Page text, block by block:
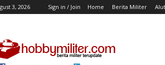
3, 2026 Sign in / Join Home Berita Militer